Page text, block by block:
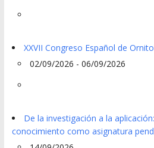
XXVII Congreso Español de
02/09/2026 - 06/09/2026
De la investigación a la
conocimiento como asignatura